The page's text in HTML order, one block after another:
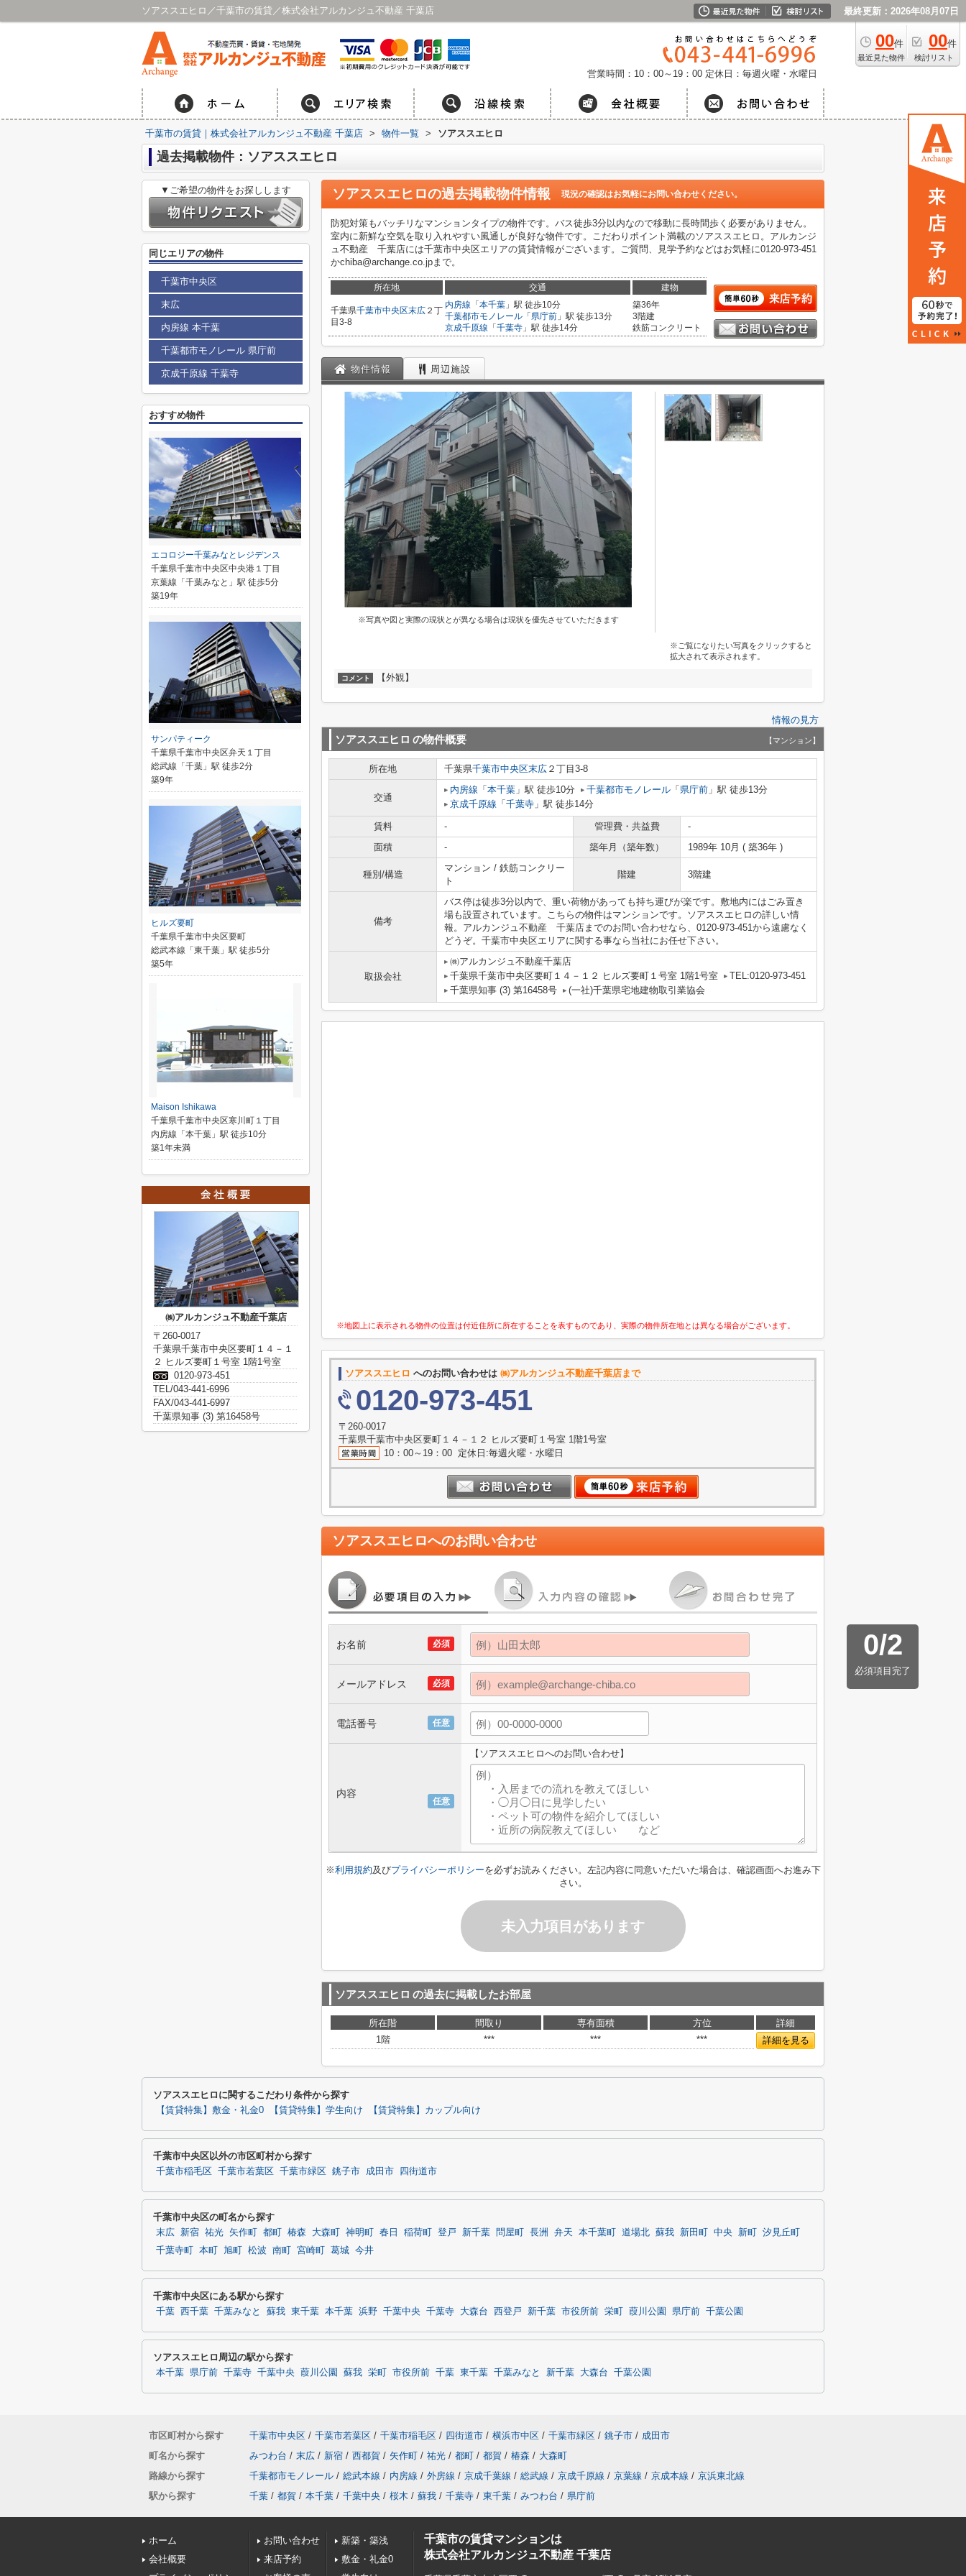
ソアススエヒロ／千葉市の賃貸／株式会社アルカンジュ不動産 千葉店 最終更新：2026年08月07日
00件
最近見た物件
00件
検討リスト
営業時間：10：00～19：00 定休日：毎週火曜・水曜日
千葉市の賃貸｜株式会社アルカンジュ不動産 千葉店 > 物件一覧 > ソアススエヒロ
過去掲載物件：ソアススエヒロ
ソアススエヒロの過去掲載物件情報 現況の確認はお気軽にお問い合わせください。
防犯対策もバッチリなマンションタイプの物件です。バス徒歩3分以内なので移動に長時間歩く必要がありません。
室内に新鮮な空気を取り入れやすい風通しが良好な物件です。こだわりポイント満載のソアススエヒロ。アルカンジ
ュ不動産 千葉店には千葉市中央区エリアの賃貸情報がございます。ご質問、見学予約などはお気軽に0120-973-451
かchiba@archange.co.jpまで。
所在地 交通 建物
千葉県千葉市中央区末広 ２丁
目3-8
内房線 「 本千葉 」駅 徒歩10分
千葉都市モノレール 「 県庁前 」駅 徒歩13分
京成千原線 「 千葉寺 」駅 徒歩14分
築36年
3階建
鉄筋コンクリート
物件情報 周辺施設
※写真や図と実際の現状とが異なる場合は現状を優先させていただきます
※ご覧になりたい写真をクリックすると
拡大されて表示されます。
コメント 【外観】
情報の見方
ソアススエヒロ の物件概要 【マンション】
所在地 千葉県千葉市中央区末広 ２丁目3-8
交通
内房線 「 本千葉 」駅 徒歩10分 千葉都市モノレール 「 県庁前 」駅 徒歩13分
京成千原線 「 千葉寺 」駅 徒歩14分
賃料 - 管理費・共益費
-
面積
- 築年月（築年数） 1989年 10月 ( 築36年 )
種別/構造
マンション / 鉄筋コンクリー
ト
階建 3階建
備考
バス停は徒歩3分以内で、重い荷物があっても持ち運びが楽です。敷地内にはごみ置き
場も設置されています。こちらの物件はマンションです。ソアススエヒロの詳しい情
報。アルカンジュ不動産 千葉店までのお問い合わせなら、0120-973-451から遠慮なく
どうぞ。千葉市中央区エリアに関する事なら当社にお任せ下さい。
取扱会社
㈱アルカンジュ不動産千葉店
千葉県千葉市中央区要町１４－１２ ヒルズ要町１号室 1階1号室
TEL:0120-973-451
千葉県知事 (3) 第16458号
(一社)千葉県宅地建物取引業協会
※地図上に表示される物件の位置は付近住所に所在することを表すものであり、実際の物件所在地とは異なる場合がございます。
ソアススエヒロ へのお問い合わせは ㈱アルカンジュ不動産千葉店まで
0120-973-451
〒260-0017
千葉県千葉市中央区要町１４－１２ ヒルズ要町１号室 1階1号室
10：00～19：00 定休日:毎週火曜・水曜日
ソアススエヒロへのお問い合わせ
0/2
必須項目完了
必須
お名前
必須
メールアドレス
任意
電話番号
任意
内容
【ソアススエヒロへのお問い合わせ】
※利用規約及びプライバシーポリシーを必ずお読みください。左記内容に同意いただいた場合は、確認画面へお進み下
さい。
未入力項目があります
ソアススエヒロ の過去に掲載したお部屋
所在階 間取り 専有面積 方位
詳細
1階
*** *** *** 詳細を見る
▼ご希望の物件をお探しします
同じエリアの物件
千葉市中央区
末広
内房線 本千葉
千葉都市モノレール 県庁前
京成千原線 千葉寺
おすすめ物件
エコロジー千葉みなとレジデンス
千葉県千葉市中央区中央港１丁目
京葉線「千葉みなと」駅 徒歩5分
築19年
サンパティーク
千葉県千葉市中央区弁天１丁目
総武線「千葉」駅 徒歩2分
築9年
ヒルズ要町
千葉県千葉市中央区要町
総武本線「東千葉」駅 徒歩5分
築5年
Maison Ishikawa
千葉県千葉市中央区寒川町１丁目
内房線「本千葉」駅 徒歩10分
築1年未満
㈱アルカンジュ不動産千葉店
〒260-0017
千葉県千葉市中央区要町１４－１
２ ヒルズ要町１号室 1階1号室
0120-973-451
TEL/043-441-6996
FAX/043-441-6997
千葉県知事 (3) 第16458号
ソアススエヒロに関するこだわり条件から探す
【賃貸特集】敷金・礼金0 【賃貸特集】学生向け 【賃貸特集】カップル向け
千葉市中央区以外の市区町村から探す
千葉市稲毛区 千葉市若葉区 千葉市緑区 銚子市 成田市 四街道市
千葉市中央区の町名から探す
末広 新宿 祐光 矢作町 都町 椿森 大森町 神明町 春日 稲荷町 登戸 新千葉 問屋町 長洲 弁天 本千葉町 道場北 蘇我 新田町 中央 新町
汐見丘町
千葉寺町
本町 旭町 松波 南町 宮崎町 葛城 今井
千葉市中央区にある駅から探す
千葉 西千葉 千葉みなと 蘇我 東千葉 本千葉 浜野 千葉中央 千葉寺 大森台 西登戸 新千葉 市役所前 栄町 葭川公園 県庁前 千葉公園
ソアススエヒロ周辺の駅から探す
本千葉 県庁前 千葉寺 千葉中央 葭川公園 蘇我 栄町 市役所前 千葉 東千葉 千葉みなと 新千葉 大森台 千葉公園
市区町村から探す 千葉市中央区 / 千葉市若葉区 / 千葉市稲毛区 / 四街道市 / 横浜市中区 / 千葉市緑区 / 銚子市 / 成田市
町名から探す
みつわ台 / 末広 / 新宿 / 西都賀 / 矢作町 / 祐光 / 都町 / 都賀 / 椿森 / 大森町
路線から探す
千葉都市モノレール / 総武本線 / 内房線 / 外房線 / 京成千葉線 / 総武線 / 京成千原線 / 京葉線 / 京成本線 / 京浜東北線
駅から探す
千葉 / 都賀 / 本千葉 / 千葉中央 / 桜木 / 蘇我 / 千葉寺 / 東千葉 / みつわ台 / 県庁前
ホーム
会社概要
お問い合わせ
来店予約
新築・築浅
敷金・礼金0
千葉市の賃貸マンションは
株式会社アルカンジュ不動産 千葉店